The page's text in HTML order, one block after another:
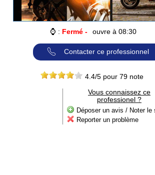
⌚ : Fermé - ouvre à 08:30
Contacter ce professionnel
4.4/5 pour 79 note
Vous connaissez ce
professionel ?
Déposer un avis / Noter le
Reporter un problème